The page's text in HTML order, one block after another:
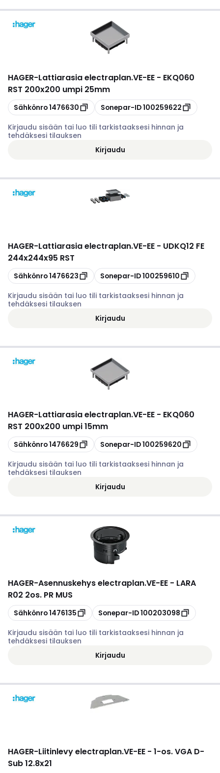
HAGER-Lattiarasia electraplan.VE-EE - EKQ060
RST 200x200 umpi 25mm
Kopioi
Sähkönro1476630 Kopioi
Sonepar-ID100259622
Kirjaudu sisään tai luo tili tarkistaaksesi hinnan ja
tehdäksesi tilauksen
Kirjaudu
HAGER-Lattiarasia electraplan.VE-EE - UDKQ12 FE
244x244x95 RST
Kopioi
Sähkönro1476623 Kopioi
Sonepar-ID100259610
Kirjaudu sisään tai luo tili tarkistaaksesi hinnan ja
tehdäksesi tilauksen
Kirjaudu
HAGER-Lattiarasia electraplan.VE-EE - EKQ060
RST 200x200 umpi 15mm
Kopioi
Sähkönro1476629 Kopioi
Sonepar-ID100259620
Kirjaudu sisään tai luo tili tarkistaaksesi hinnan ja
tehdäksesi tilauksen
Kirjaudu
HAGER-Asennuskehys electraplan.VE-EE - LARA
R02 2os. PR MUS
Kopioi
Sähkönro1476135 Kopioi
Sonepar-ID100203098
Kirjaudu sisään tai luo tili tarkistaaksesi hinnan ja
tehdäksesi tilauksen
Kirjaudu
HAGER-Liitinlevy electraplan.VE-EE - 1-os. VGA D-
Sub 12.8x21